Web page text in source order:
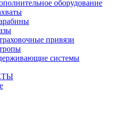
оборудование
привязи
системы